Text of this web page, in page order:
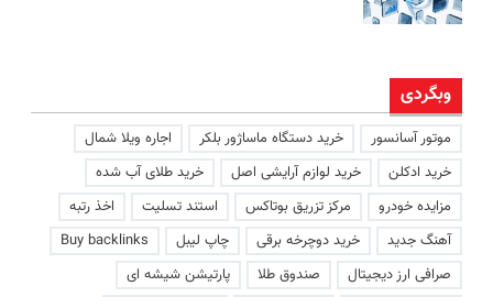
وبگردی
موتور آسانسور خرید دستگاه ماساژور بلکر
اجاره ویلا شمال
خرید ادکلن
خرید لوازم آرایشی اصل
خرید طلای آب شده
مزایده خودرو
مرکز تزریق بوتاکس استند تسلیت
اخذ رتبه
آهنگ جدید
خرید دوچرخه برقی چاپ لیبل
Buy backlinks
صرافی ارز دیجیتال
صندوق طلا
پارتیشن شیشه ای